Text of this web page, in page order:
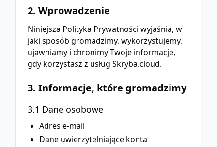
2. Wprowadzenie
Niniejsza Polityka Prywatności wyjaśnia, w
jaki sposób gromadzimy, wykorzystujemy,
ujawniamy i chronimy Twoje informacje,
gdy korzystasz z usług Skryba.cloud.
3. Informacje, które gromadzimy
3.1 Dane osobowe
Adres e-mail
Dane uwierzytelniające konta